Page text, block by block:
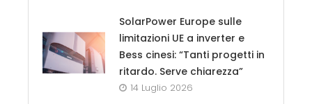
SolarPower Europe sulle
limitazioni UE a inverter e
Bess cinesi: “Tanti progetti in
ritardo. Serve chiarezza”
14 Luglio 2026